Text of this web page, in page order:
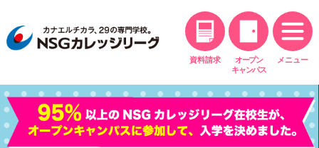
資料請求
オープン
キャンパス
メニュー